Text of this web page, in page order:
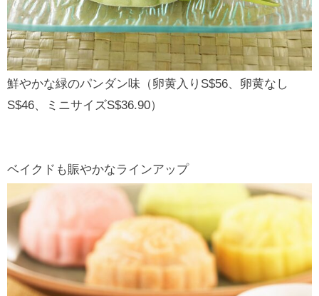
鮮やかな緑のパンダン味（卵黄入りS$56、卵黄なし
S$46、ミニサイズS$36.90）
ベイクドも賑やかなラインアップ